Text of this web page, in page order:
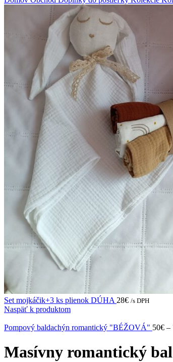
Set mojkáčik+3 ks plienok DÚHA 28€ /s DPH
Naspäť k produktom
Pompový baldachýn romantický "BÉŽOVÁ" 50€ –
Masívny romantický